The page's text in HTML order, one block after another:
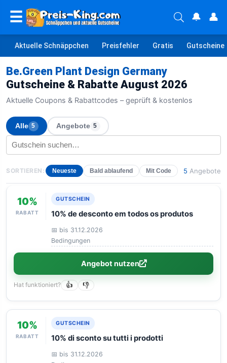
☰ 🔔 👤
Aktuelle Schnäppchen Preisfehler Gratis Gutscheine
Be.Green Plant Design Germany
Gutscheine & Rabatte August 2026
Aktuelle Coupons & Rabattcodes – geprüft & kostenlos
Alle 5 Angebote 5
SORTIEREN: Neueste Bald ablaufend Mit Code 5 Angebote
10%
RABATT
GUTSCHEIN
10% de desconto em todos os produtos
📅 bis 31.12.2026
Bedingungen
Angebot nutzen
Hat funktioniert? 👍 👎
10%
RABATT
GUTSCHEIN
10% di sconto su tutti i prodotti
📅 bis 31.12.2026